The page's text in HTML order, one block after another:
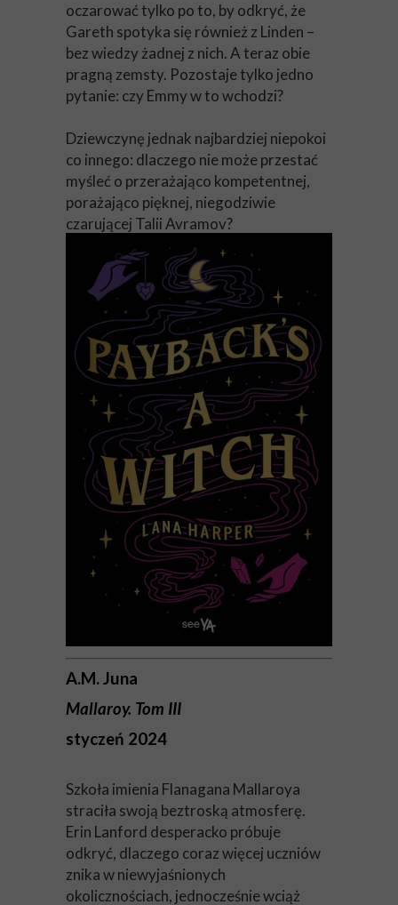
oczarować tylko po to, by odkryć, że
Gareth spotyka się również z Linden –
bez wiedzy żadnej z nich. A teraz obie
pragną zemsty. Pozostaje tylko jedno
pytanie: czy Emmy w to wchodzi?
Dziewczynę jednak najbardziej niepokoi
co innego: dlaczego nie może przestać
myśleć o przerażająco kompetentnej,
porażająco pięknej, niegodziwie
czarującej Talii Avramov?
A.M. Juna
Mallaroy. Tom III
styczeń 2024
Szkoła imienia Flanagana Mallaroya
straciła swoją beztroską atmosferę.
Erin Lanford desperacko próbuje
odkryć, dlaczego coraz więcej uczniów
znika w niewyjaśnionych
okolicznościach, jednocześnie wciąż